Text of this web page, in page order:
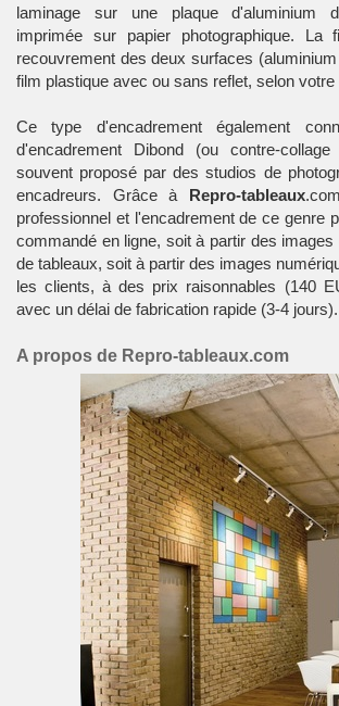
laminage sur une plaque d'aluminium
imprimée sur papier photographique. La
recouvrement des deux surfaces
film plastique avec ou sans reflet, selon votre
Ce type d'encadrement également
d'encadrement Dibond (ou contre-
souvent proposé par des studios de
encadreurs. Grâce à Repro-tableaux
professionnel et l'encadrement de ce genre
commandé en ligne, soit à partir des images
de tableaux, soit à partir des images
les clients, à des prix raisonnables (140
avec un délai de fabrication rapide (3-4 jours).
A propos de Repro-tableaux.com